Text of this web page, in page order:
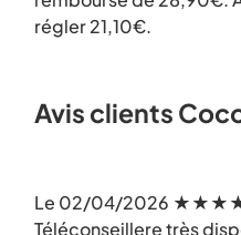
régler 21,10€.
Avis clients
Le 02/04/2026
Téléconseillere très